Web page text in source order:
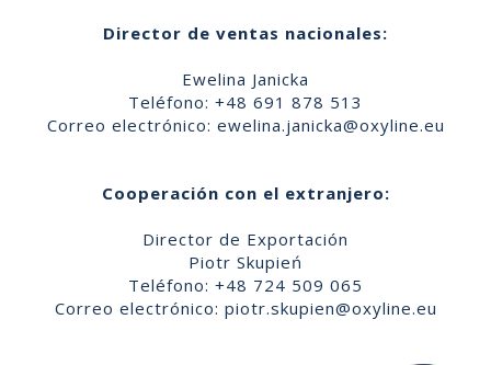
Director de ventas nacionales:
Ewelina Janicka
Teléfono: +48 691 878 513
Correo electrónico: ewelina.janicka@oxyline.eu
Cooperación con el extranjero:
Director de Exportación
Piotr Skupień
Teléfono: +48 724 509 065
Correo electrónico: piotr.skupien@oxyline.eu